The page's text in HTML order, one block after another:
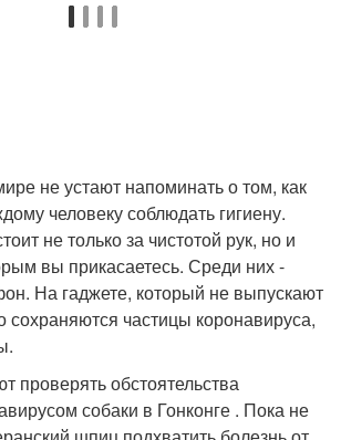
не устают напоминать о том, как
человеку соблюдать гигиену.
не только за чистотой рук, но и
вы прикасаетесь. Среди них -
На гаджете, который не выпускают
сохраняются частицы коронавируса,
проверять обстоятельства
собаки в Гонконге . Пока не